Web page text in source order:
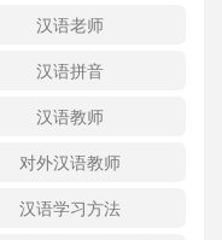
汉语老师
汉语拼音
汉语教师
对外汉语教师
汉语学习方法